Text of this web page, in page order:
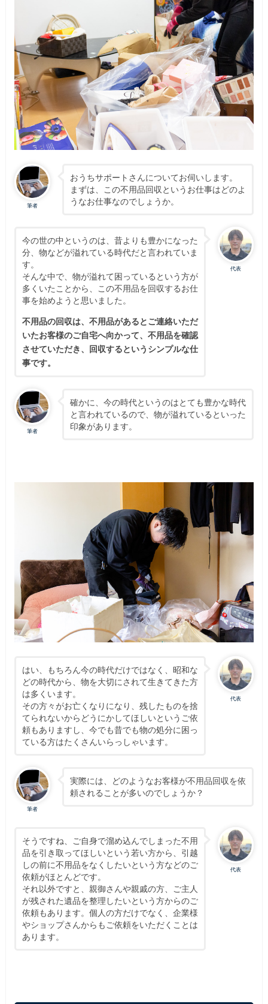
筆者
おうちサポートさんについてお伺いします。
まずは、この不用品回収というお仕事はどのよ
うなお仕事なのでしょうか。
代表
今の世の中というのは、昔よりも豊かになった
分、物などが溢れている時代だと言われていま
す。
そんな中で、物が溢れて困っているという方が
多くいたことから、この不用品を回収するお仕
事を始めようと思いました。
不用品の回収は、不用品があるとご連絡いただ
いたお客様のご自宅へ向かって、不用品を確認
させていただき、回収するというシンプルな仕
事です。
筆者
確かに、今の時代というのはとても豊かな時代
と言われているので、物が溢れているといった
印象があります。
代表
はい、もちろん今の時代だけではなく、昭和な
どの時代から、物を大切にされて生きてきた方
は多くいます。
その方々がお亡くなりになり、残したものを捨
てられないからどうにかしてほしいというご依
頼もありますし、今でも昔でも物の処分に困っ
ている方はたくさんいらっしゃいます。
筆者
実際には、どのようなお客様が不用品回収を依
頼されることが多いのでしょうか？
代表
そうですね、ご自身で溜め込んでしまった不用
品を引き取ってほしいという若い方から、引越
しの前に不用品をなくしたいという方などのご
依頼がほとんどです。
それ以外ですと、親御さんや親戚の方、ご主人
が残された遺品を整理したいという方からのご
依頼もあります。個人の方だけでなく、企業様
やショップさんからもご依頼をいただくことは
あります。